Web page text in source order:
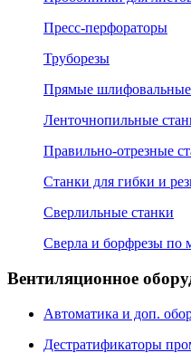
Пресс-перфораторы
Труборезы
Прямые
Ленточнопильные
Правильно-отрезные
Станки для гибки и
Сверлильные станки
Сверла и борфрезы по
Вентиляционное
Автоматика и доп.
Дестратификаторы